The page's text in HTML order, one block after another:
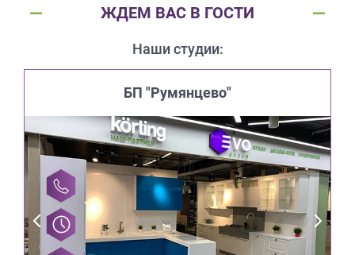
ЖДЕМ ВАС В ГОСТИ
Наши студии:
БП "Румянцево"